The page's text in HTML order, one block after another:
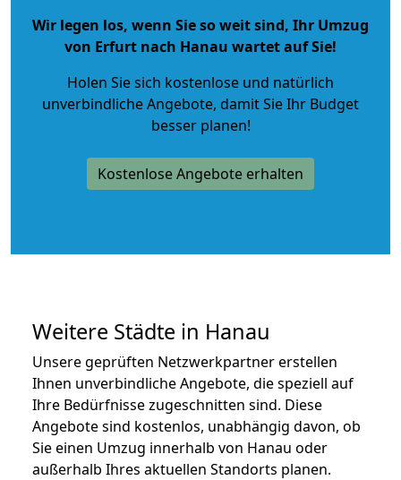
Wir legen los, wenn Sie so weit sind, Ihr Umzug
von Erfurt nach Hanau wartet auf Sie!
Holen Sie sich kostenlose und natürlich
unverbindliche Angebote, damit Sie Ihr Budget
besser planen!
Kostenlose Angebote erhalten
Weitere Städte in Hanau
Unsere geprüften Netzwerkpartner erstellen
Ihnen unverbindliche Angebote, die speziell auf
Ihre Bedürfnisse zugeschnitten sind. Diese
Angebote sind kostenlos, unabhängig davon, ob
Sie einen Umzug innerhalb von Hanau oder
außerhalb Ihres aktuellen Standorts planen.